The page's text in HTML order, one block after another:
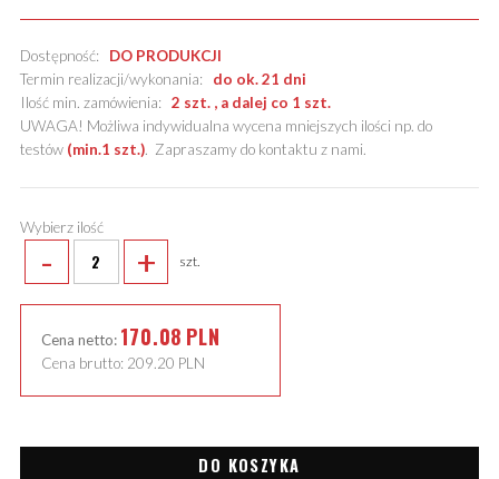
Dostępność: DO PRODUKCJI
Termin realizacji/wykonania: do ok. 21 dni
Ilość min. zamówienia: 2 szt. , a dalej co 1 szt.
UWAGA! Możliwa indywidualna wycena mniejszych ilości np. do
testów (min.1 szt.). Zapraszamy do kontaktu z nami.
Wybierz ilość
- + szt.
Cena netto: 170.08 PLN
Cena brutto: 209.20 PLN
DO KOSZYKA